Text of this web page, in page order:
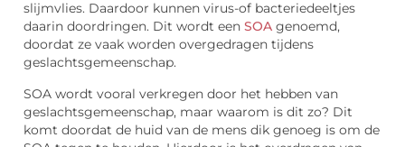
slijmvlies. Daardoor kunnen virus-of bacteriedeeltjes
daarin doordringen. Dit wordt een SOA genoemd,
doordat ze vaak worden overgedragen tijdens
geslachtsgemeenschap.
SOA wordt vooral verkregen door het hebben van
geslachtsgemeenschap, maar waarom is dit zo? Dit
komt doordat de huid van de mens dik genoeg is om de